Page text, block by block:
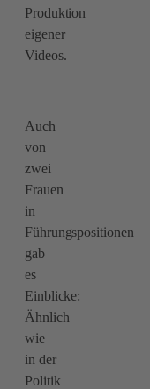
Produktion
eigener
Videos.
Auch
von
zwei
Frauen
in
Führungspositionen
gab
es
Einblicke:
Ähnlich
wie
in der
Politik